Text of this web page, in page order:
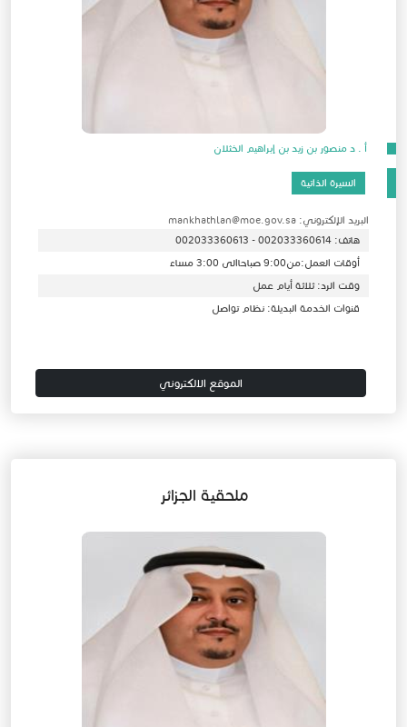
أ . د منصور بن زيد بن إبراهيم الخثلان
السيرة الذاتية
البريد الإلكتروني: mankhathlan@moe.gov.sa
هاتف: 002033360614 - 002033360613
أوقات العمل:من9:00 صباحاالى 3:00 مساء
وقت الرد: ثلاثة أيام عمل
قنوات الخدمة البديلة: نظام تواصل
الموقع الالكتروني
ملحقية الجزائر